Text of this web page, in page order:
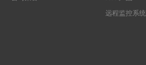
远程监控系统